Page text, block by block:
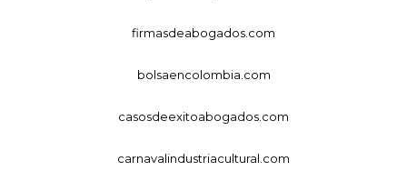
firmasdeabogados.com
bolsaencolombia.com
casosdeexitoabogados.com
carnavalindustriacultural.com